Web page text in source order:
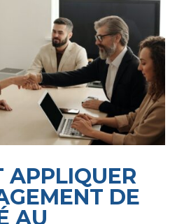
APPLIQUER
DE
AU